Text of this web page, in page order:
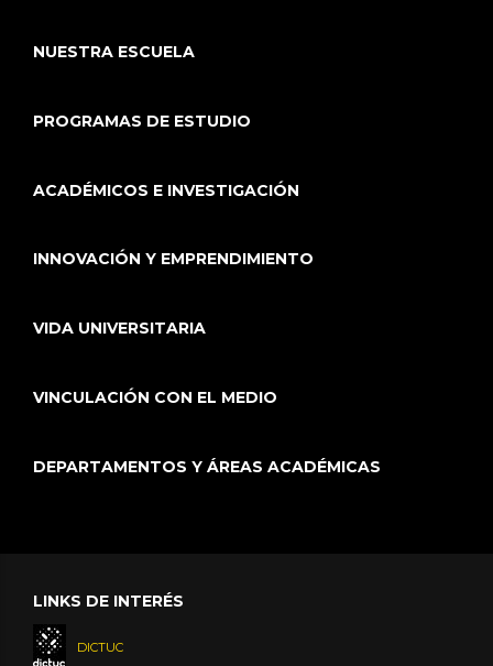
NUESTRA ESCUELA
PROGRAMAS DE ESTUDIO
ACADÉMICOS E INVESTIGACIÓN
INNOVACIÓN Y EMPRENDIMIENTO
VIDA UNIVERSITARIA
VINCULACIÓN CON EL MEDIO
DEPARTAMENTOS Y ÁREAS ACADÉMICAS
LINKS DE INTERÉS
DICTUC